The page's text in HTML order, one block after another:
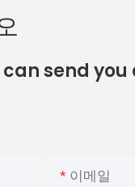
send
이메일